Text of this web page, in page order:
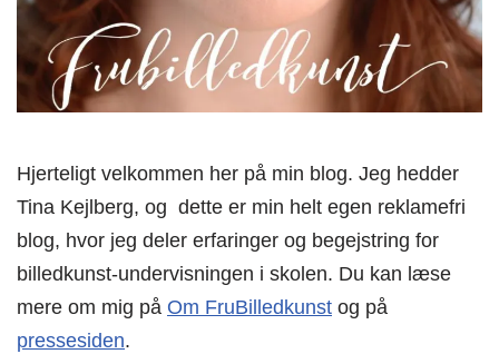
Hjerteligt velkommen her på min blog. Jeg hedder
Tina Kejlberg, og dette er min helt egen reklamefri
blog, hvor jeg deler erfaringer og begejstring for
billedkunst-undervisningen i skolen. Du kan læse
mere om mig på Om FruBilledkunst og på
pressesiden.